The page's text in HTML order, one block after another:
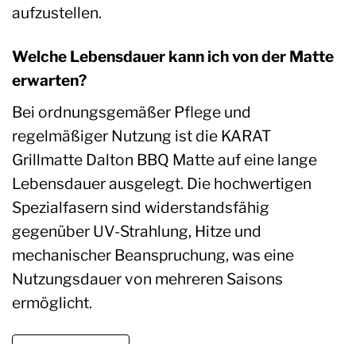
aufzustellen.
Welche Lebensdauer kann ich von der Matte
erwarten?
Bei ordnungsgemäßer Pflege und
regelmäßiger Nutzung ist die KARAT
Grillmatte Dalton BBQ Matte auf eine lange
Lebensdauer ausgelegt. Die hochwertigen
Spezialfasern sind widerstandsfähig
gegenüber UV-Strahlung, Hitze und
mechanischer Beanspruchung, was eine
Nutzungsdauer von mehreren Saisons
ermöglicht.